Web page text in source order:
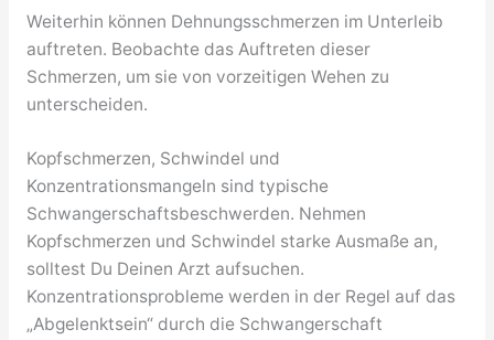
Weiterhin können Dehnungsschmerzen im Unterleib
auftreten. Beobachte das Auftreten dieser
Schmerzen, um sie von vorzeitigen Wehen zu
unterscheiden.
Kopfschmerzen, Schwindel und
Konzentrationsmangeln sind typische
Schwangerschaftsbeschwerden. Nehmen
Kopfschmerzen und Schwindel starke Ausmaße an,
solltest Du Deinen Arzt aufsuchen.
Konzentrationsprobleme werden in der Regel auf das
„Abgelenktsein“ durch die Schwangerschaft